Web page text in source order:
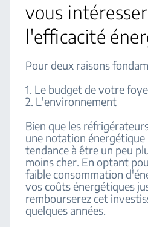
vous
l'efficacité
Pour deux raisons
1. Le budget de votre
2. L'environnement
Bien que les
une notation énergétique
tendance à être un peu
moins cher. En optant
faible consommation
vos coûts énergétiques
rembourserez cet
quelques années.